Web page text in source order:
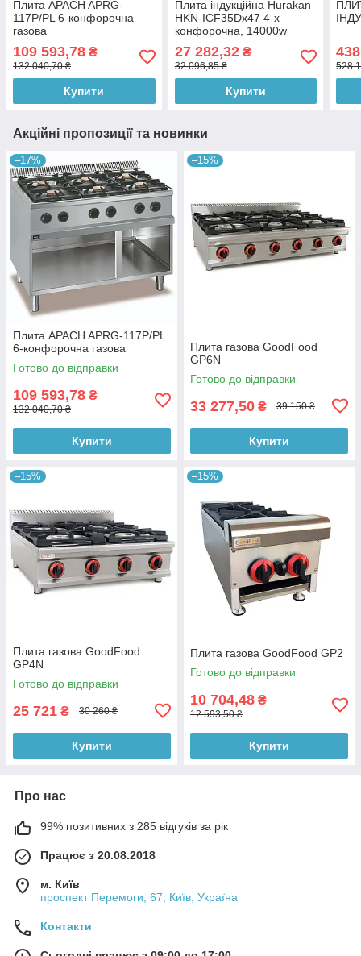
Плита APACH APRG-
117P/PL 6-конфорочна
газова
109 593,78 ₴
132 040,70 ₴
Купити
Плита індукційна Hurakan
HKN-ICF35Dx47 4-х
конфорочна, 14000w
27 282,32₴
32 096,85 ₴
Купити
528
Акційні пропозиції та новинки
–17%
Плита APACH APRG-117P/PL
6-конфорочна газова
Готово до відправки
109 593,78 ₴
132 040,70 ₴
Купити
–15%
Плита газова GoodFood
GP6N
Готово до відправки
33 277,50 ₴ 39 150 ₴
Купити
–15%
Плита газова GoodFood
GP4N
Готово до відправки
25 721 ₴ 30 260 ₴
Купити
–15%
Плита газова GoodFood GP2
Готово до відправки
10 704,48 ₴
12 593,50 ₴
Купити
Про нас
99% позитивних з 285 відгуків за рік
Працює з 20.08.2018
м. Київ
проспект Перемоги, 67, Київ, Україна
Контакти